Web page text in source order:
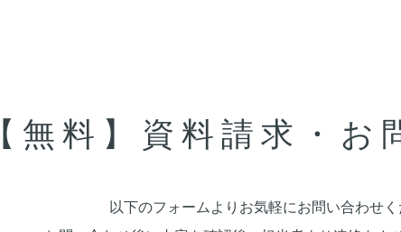
【無料】資料請求・お
以下のフォームよりお気軽にお問い合わせく